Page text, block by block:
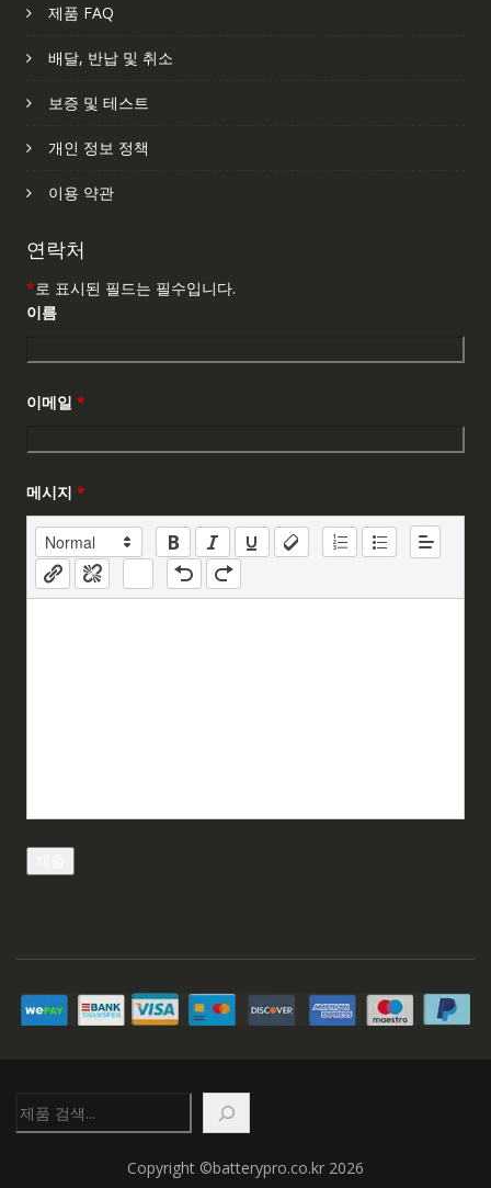
제품 FAQ
배달, 반납 및 취소
보증 및 테스트
개인 정보 정책
이용 약관
연락처
*로 표시된 필드는 필수입니다.
이름
이메일 *
메시지 *
색
Copyright ©batterypro.co.kr 2026